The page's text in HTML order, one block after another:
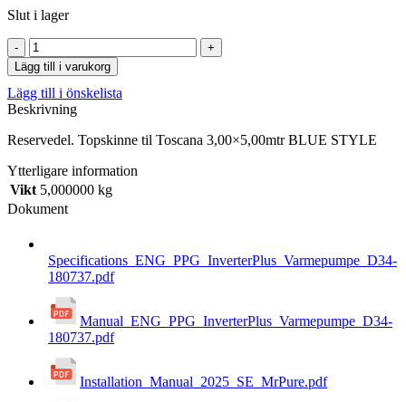
Slut i lager
Topskinne
til
Toscana
3,00x5,00mtr
BLUE
mängd
Lägg till i varukorg
Lägg till i önskelista
Beskrivning
Reservedel. Topskinne til Toscana 3,00×5,00mtr BLUE STYLE
Ytterligare information
Vikt 5,000000 kg
Dokument
Specifications_ENG_PPG_InverterPlus_Varmepumpe_D34-
180737.pdf
Manual_ENG_PPG_InverterPlus_Varmepumpe_D34-
180737.pdf
Installation_Manual_2025_SE_MrPure.pdf